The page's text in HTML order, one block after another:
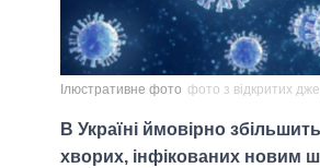
Ілюстративне фото фото з відкритих
В Україні ймовірно
хворих, інфікованих новим